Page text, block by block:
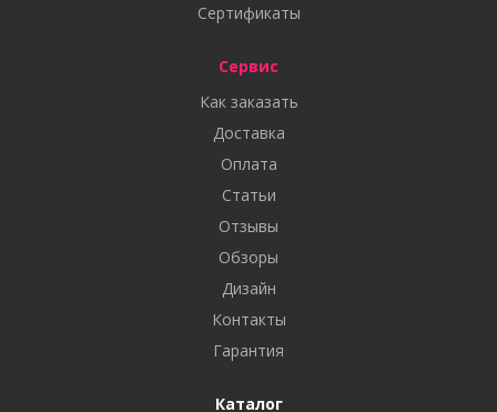
Сертификаты
Сервис
Как заказать
Доставка
Оплата
Статьи
Отзывы
Обзоры
Дизайн
Контакты
Гарантия
Каталог